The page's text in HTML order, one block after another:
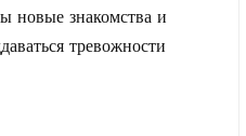
новые знакомства и
тревожности